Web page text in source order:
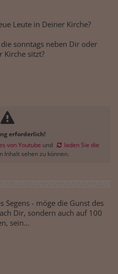
Leute in Deiner Kirche?
sonntags neben Dir oder
Kirche sitzt?
erforderlich!
von Youtube und
laden Sie die
Inhalt sehen zu können.
Segens - möge die Gunst des
Dir, sondern auch auf 100
sein...